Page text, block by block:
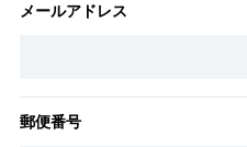
メールアドレス
郵便番号